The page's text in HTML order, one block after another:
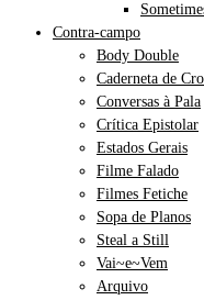
Contra-campo
Body Double
Caderneta de
Conversas à Pala
Crítica Epistolar
Estados Gerais
Filme Falado
Filmes Fetiche
Sopa de Planos
Steal a Still
Vai~e~Vem
Arquivo